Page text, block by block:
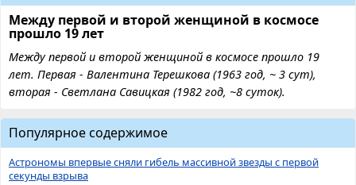
Между первой и второй женщиной в космосе
прошло 19 лет
Между первой и второй женщиной в космосе прошло 19
лет. Первая - Валентина Терешкова (1963 год, ~ 3 сут),
вторая - Светлана Савицкая (1982 год, ~8 суток).
Популярное содержимое
Астрономы впервые сняли гибель массивной звезды с первой
секунды взрыва